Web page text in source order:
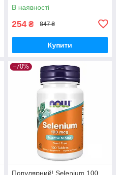
В наявності
254 ₴ 847 ₴
Купити
–70%
Популярний! Selenium 100